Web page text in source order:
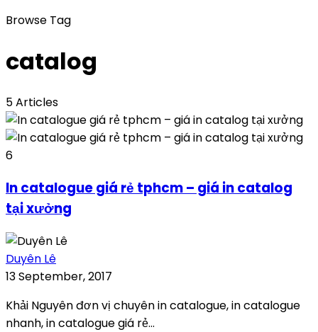
Browse Tag
catalog
5 Articles
6
In catalogue giá rẻ tphcm – giá in catalog
tại xưởng
Duyên Lê
13 September, 2017
Khải Nguyên đơn vị chuyên in catalogue, in catalogue
nhanh, in catalogue giá rẻ...